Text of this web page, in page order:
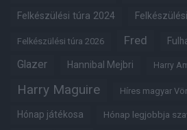
Felkészülési túra 2024
Felkészülési túra 2026 Fred
Glazer Hannibal Mejbri Harry
Harry Maguire Híres magyar
Hónap játékosa Hónap legjobbja